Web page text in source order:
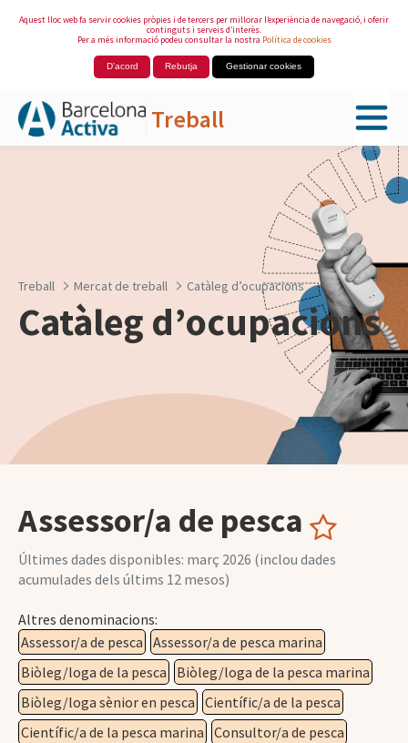
Aquest lloc web fa servir cookies pròpies i de tercers per millorar l’experiència de navegació, i oferir
continguts i serveis d’interès.
Per a més informació podeu consultar la nostra Política de cookies
D'acord Rebutja Gestionar cookies
Treball
Treball Mercat de treball Catàleg d’ocupacions
Catàleg d’ocupacions
Assessor/a de pesca
Últimes dades disponibles: març 2026 (inclou dades
acumulades dels últims 12 mesos)
Altres denominacions:
Assessor/a de pesca Assessor/a de pesca marina
Biòleg/loga de la pesca
Biòleg/loga de la pesca marina
Biòleg/loga sènior en pesca Científic/a de la pesca
Científic/a de la pesca marina Consultor/a de pesca